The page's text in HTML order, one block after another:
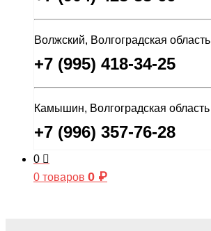
Волжский, Волгоградская область
+7 (995) 418-34-25
Камышин, Волгоградская область
+7 (996) 357-76-28
0
0 товаров 0 ₽